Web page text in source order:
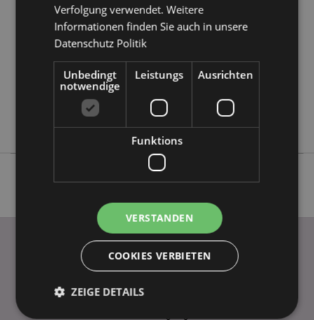
5055071505560
12
0.494000
Keine
Keine
Keine
Lisa Parker
WICHTIGE INFORMATION
Verfolgung verwendet. Weitere
Informationen finden Sie auch in unsere
Datenschutz Politik
Unbedingt
notwendige
Leistungs Ausrichten
Funktions
VERSTANDEN
COOKIES VERBIETEN
ZEIGE DETAILS